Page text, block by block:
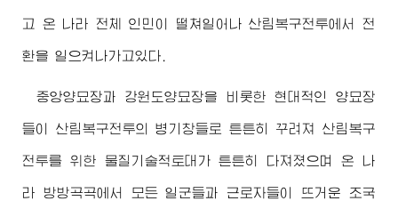
고 온 나라 전체 인민이 떨쳐일어나 산림복구전투에서 전
환을 일으켜나가고있다.
중앙양묘장과 강원도양묘장을 비롯한 현대적인 양묘장
들이 산림복구전투의 병기창들로 튼튼히 꾸려져 산림복구
전투를 위한 물질기술적토대가 튼튼히 다져졌으며 온 나
라 방방곡곡에서 모든 일군들과 근로자들이 뜨거운 조국